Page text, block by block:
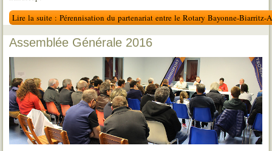
Lire la suite : Pérennisation du partenariat entre le Rotary Bayonne-Biarritz-
Assemblée Générale 2016